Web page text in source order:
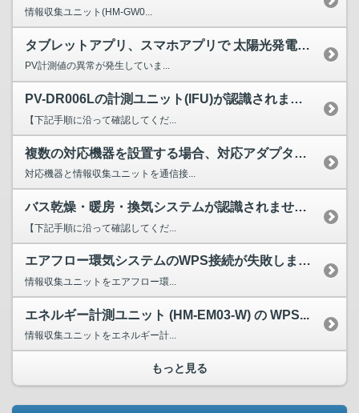
情報収集ユニット(HM-GW0...
タブレットアプリ、スマホアプリで 太陽光発電量が 「-.-...
PV計測値の異常が発生していま...
PV-DR006Lの計測ユニット(IFU)が認識されません。
【下記手順に沿って確認してくだ...
複数の対応機器を設置する場合、対応アダプターはそれぞれに必...
対応機器と情報収集ユニットを通信接...
バス乾燥・暖房・換気システムが認識されません。
【下記手順に沿って確認してくだ...
エアフロー環気システムのWPS接続が失敗します。
情報収集ユニットをエアフロー環...
エネルギー計測ユニット (HM-EM03-W) の WPS...
情報収集ユニットをエネルギー計...
もっと見る